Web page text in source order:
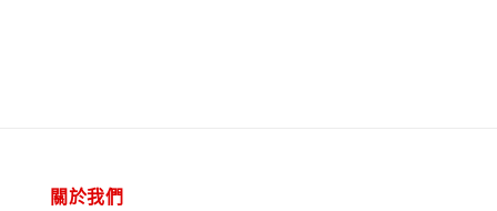
關於我們